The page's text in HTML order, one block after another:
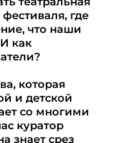
где
что наши
как
которая
и детской
со многими
куратор
знает срез